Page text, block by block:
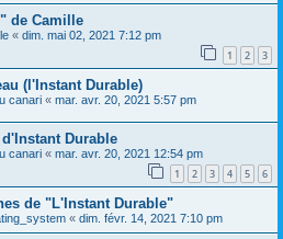
de Camille
« dim. mai 02, 2021 7:12 pm
1 2 3
(l'Instant Durable)
canari « mar. avr. 20, 2021 5:57 pm
Durable
canari « mar. avr. 20, 2021 12:54 pm
1 2 3 4 5 6
de "L'Instant Durable"
« dim. févr. 14, 2021 7:10 pm